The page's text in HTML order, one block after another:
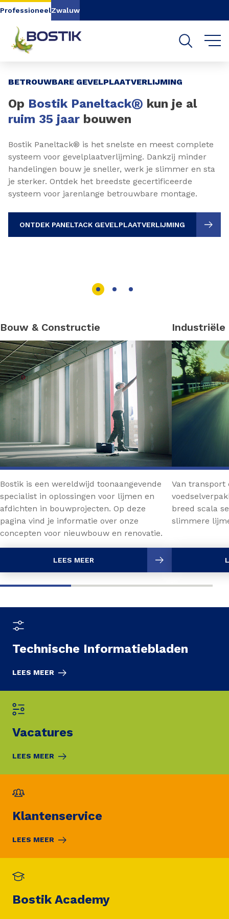
Go to content Go to navigation
ProfessioneelZwaluw
BETROUWBARE GEVELPLAATVERLIJMING
Op Bostik Paneltack® kun je al
ruim 35 jaar bouwen
Bostik Paneltack® is het snelste en meest complete
systeem voor gevelplaatverlijming. Dankzij minder
handelingen bouw je sneller, werk je slimmer en sta
je sterker. Ontdek het breedste gecertificeerde
systeem voor jarenlange betrouwbare montage.
ONTDEK PANELTACK GEVELPLAATVERLIJMING
Bouw & Constructie
Bostik is een wereldwijd toonaangevende
specialist in oplossingen voor lijmen en
afdichten in bouwprojecten. Op deze
pagina vind je informatie over onze
concepten voor nieuwbouw en renovatie.
LEES MEER
Industriële
Van transport
breed scala
slimmere
Technische Informatiebladen
LEES MEER
Vacatures
LEES MEER
Klantenservice
LEES MEER
Bostik Academy